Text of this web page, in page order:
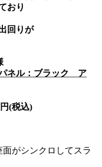
おり
回りが
ネル：ブラック ア
(税込)
がシンクロしてスラ